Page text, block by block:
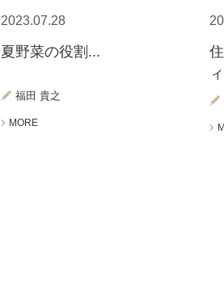
2023.07.28
夏野菜の役割...
福田 貴之
MORE